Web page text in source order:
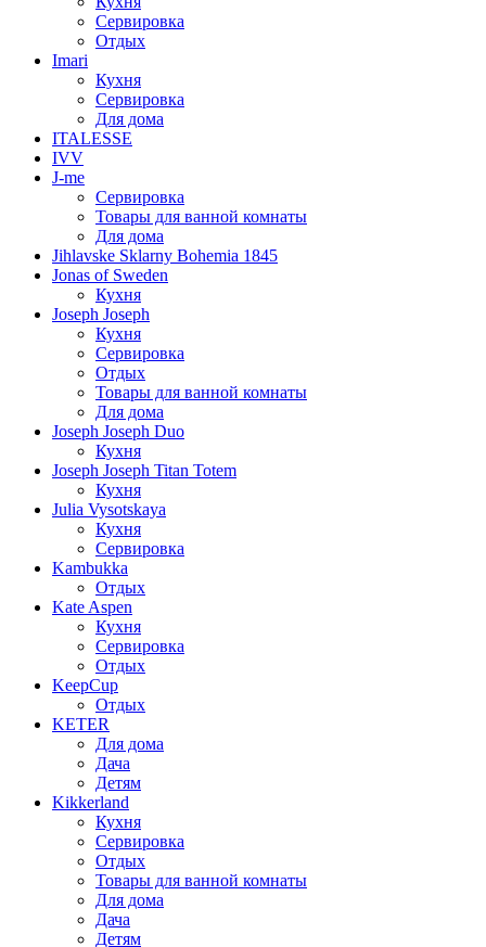
Сервировка
Отдых
Imari
Кухня
Сервировка
Для дома
ITALESSE
IVV
J-me
Сервировка
Товары для ванной комнаты
Для дома
Jihlavske Sklarny Bohemia 1845
Jonas of Sweden
Кухня
Joseph Joseph
Кухня
Сервировка
Отдых
Товары для ванной комнаты
Для дома
Joseph Joseph Duo
Кухня
Joseph Joseph Titan Totem
Кухня
Julia Vysotskaya
Кухня
Сервировка
Kambukka
Отдых
Kate Aspen
Кухня
Сервировка
Отдых
KeepCup
Отдых
KETER
Для дома
Дача
Детям
Kikkerland
Кухня
Сервировка
Отдых
Товары для ванной комнаты
Для дома
Дача
Детям